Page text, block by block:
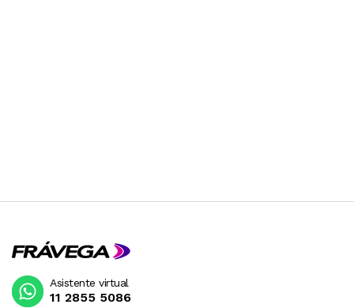
Asistente virtual
11 2855 5086